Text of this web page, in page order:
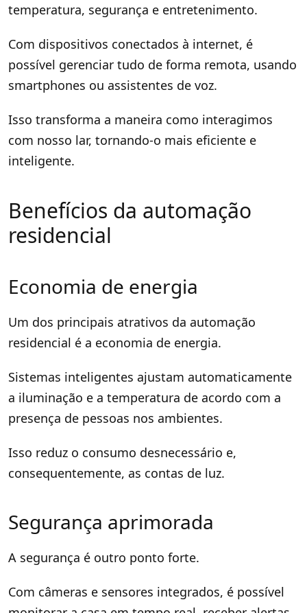
temperatura, segurança e entretenimento.
Com dispositivos conectados à internet, é
possível gerenciar tudo de forma remota, usando
smartphones ou assistentes de voz.
Isso transforma a maneira como interagimos
com nosso lar, tornando-o mais eficiente e
inteligente.
Benefícios da automação
residencial
Economia de energia
Um dos principais atrativos da automação
residencial é a economia de energia.
Sistemas inteligentes ajustam automaticamente
a iluminação e a temperatura de acordo com a
presença de pessoas nos ambientes.
Isso reduz o consumo desnecessário e,
consequentemente, as contas de luz.
Segurança aprimorada
A segurança é outro ponto forte.
Com câmeras e sensores integrados, é possível